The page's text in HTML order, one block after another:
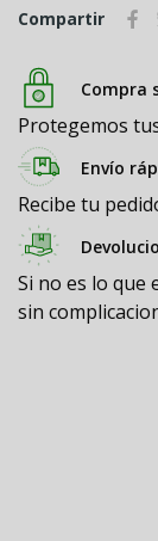
Compartir
Compra
Protegemos
Envío
Recibe tu
Si no es lo que
sin